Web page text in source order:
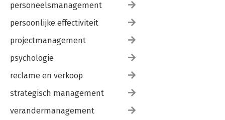
personeelsmanagement
persoonlijke effectiviteit
projectmanagement
psychologie
reclame en verkoop
strategisch management
verandermanagement